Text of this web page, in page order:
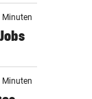
Minuten
Minuten